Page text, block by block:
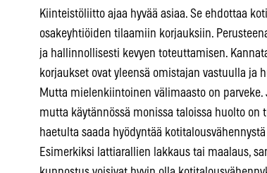
Kiinteistöliitto ajaa hyvää asiaa. Se ehdottaa
osakeyhtiöiden tilaamiin korjauksiin.
ja hallinnollisesti kevyen toteuttamisen.
korjaukset ovat yleensä omistajan vastuulla
Mutta mielenkiintoinen välimaasto on
mutta käytännössä monissa taloissa huolto
haetulta saada hyödyntää
Esimerkiksi lattiarallien lakkaus tai maalaus,